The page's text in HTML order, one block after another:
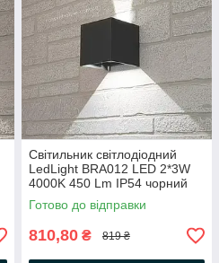
Світильник світлодіодний
LedLight BRA012 LED 2*3W
4000K 450 Lm IP54 чорний
(аналог DH012)
Готово до відправки
810,80 ₴ 819 ₴